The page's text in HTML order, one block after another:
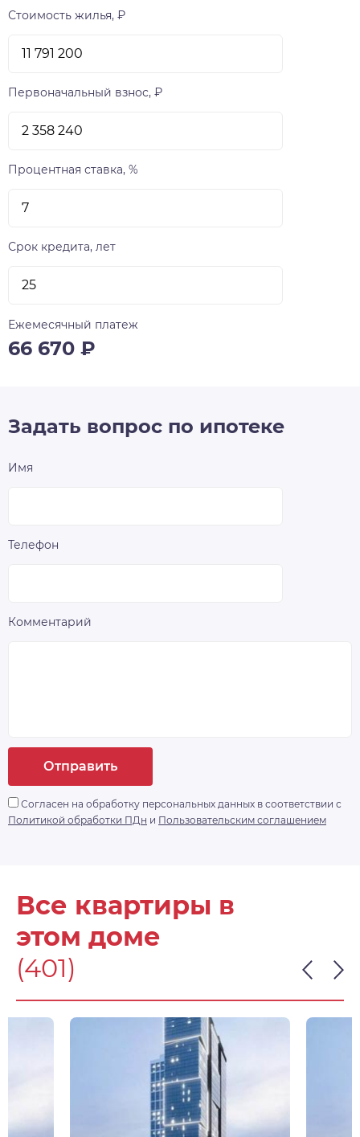
Стоимость жилья, ₽
Первоначальный взнос, ₽
Процентная ставка, %
Срок кредита, лет
Ежемесячный платеж
66 670 ₽
Задать вопрос по ипотеке
Имя
Телефон
Комментарий
Отправить
Согласен на обработку персональных данных в соответствии с
Политикой обработки ПДн и Пользовательским соглашением
Все квартиры в
этом доме
(401)